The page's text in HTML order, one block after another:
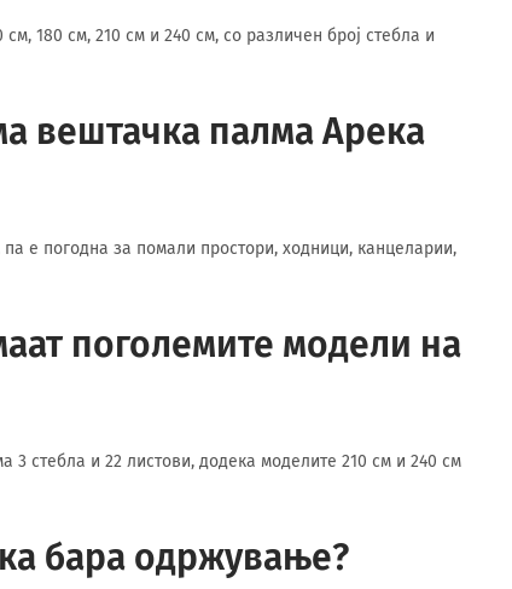
180 см, 210 см и 240 см, со различен број стебла и
вештачка палма Арека
е погодна за помали простори, ходници, канцеларии,
поголемите модели на
3 стебла и 22 листови, додека моделите 210 см и 240 см
бара одржување?